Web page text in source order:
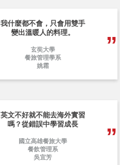
我什麼都不會，只會用雙手
變出溫暖人的料理。
玄奘大學
餐旅管理學系
姚霜
英文不好就不能去海外實習
嗎？從錯誤中學習成長
國立高雄餐旅大學
餐飲管理系
吳宜芳